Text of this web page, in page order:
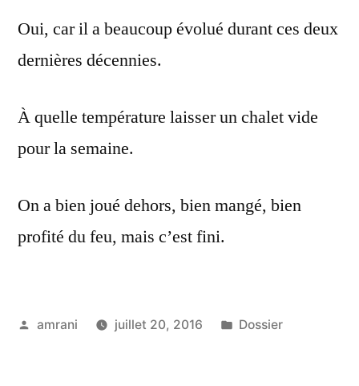
Oui, car il a beaucoup évolué durant ces deux
dernières décennies.
À quelle température laisser un chalet vide
pour la semaine.
On a bien joué dehors, bien mangé, bien
profité du feu, mais c’est fini.
Publié
amrani juillet 20, 2016
Publié
Dossier